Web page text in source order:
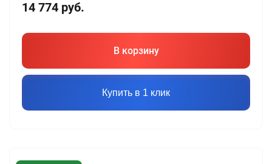
14 774 руб.
В корзину
Купить в 1 клик